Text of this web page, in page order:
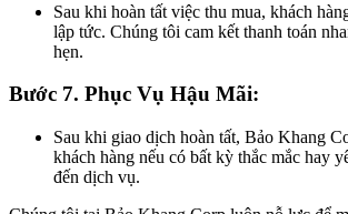
Sau khi hoàn tất việc thu mua, khách
lập tức. Chúng tôi cam kết thanh toán
hẹn.
Bước 7. Phục Vụ Hậu Mãi:
Sau khi giao dịch hoàn tất, Bảo Khang
khách hàng nếu có bất kỳ thắc mắc hay
đến dịch vụ.